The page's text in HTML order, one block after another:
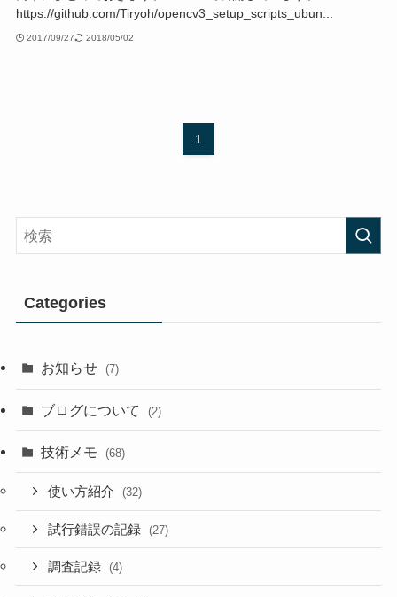
https://github.com/Tiryoh/opencv3_setup_scripts_ubun...
2017/09/27 2018/05/02
1
Categories
お知らせ (7)
ブログについて (2)
技術メモ (68)
使い方紹介 (32)
試行錯誤の記録 (27)
調査記録 (4)